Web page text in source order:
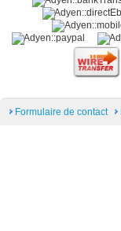
Formulaire de contact